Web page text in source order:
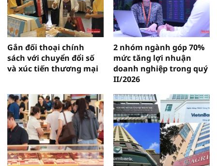
Gắn đối thoại chính
sách với chuyển đổi số
và xúc tiến thương mại
2 nhóm ngành góp 70%
mức tăng lợi nhuận
doanh nghiệp trong quý
II/2026